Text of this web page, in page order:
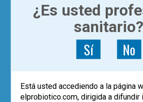
| ARTÍCULOS
Las mejores
científicas
microbiota
probióticos
¿Es usted
sanitario?
Sí No
Está usted accediendo a la página
elprobiotico.com, dirigida a difundir